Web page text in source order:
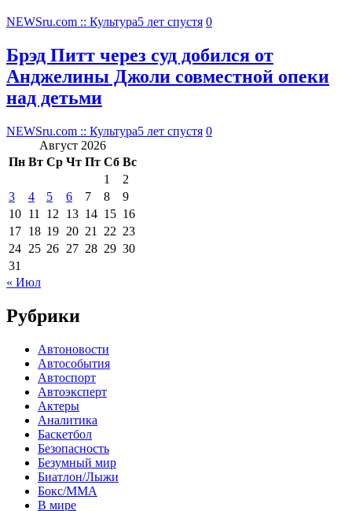
NEWSru.com :: Культура5 лет спустя 0
Брэд Питт через суд добился от
Анджелины Джоли совместной опеки
над детьми
NEWSru.com :: Культура5 лет спустя 0
Август 2026
Пн Вт Ср Чт Пт Сб Вс
1
2
3
4 5 6 7 8
9
10 11 12 13 14 15 16
17 18 19 20 21 22 23
24 25 26 27 28 29 30
31
« Июл
Рубрики
Автоновости
Автособытия
Автоспорт
Автоэксперт
Актеры
Аналитика
Баскетбол
Безопасность
Безумный мир
Биатлон/Лыжи
Бокс/MMA
В мире